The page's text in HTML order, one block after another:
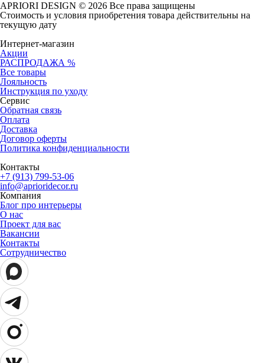
APRIORI DESIGN © 2026 Все права защищены
Cтоимость и условия приобретения товара действительны на
текущую дату
Интернет-магазин
Акции
РАСПРОДАЖА %
Все товары
Лояльность
Инструкция по уходу
Сервис
Обратная связь
Оплата
Доставка
Договор оферты
Политика конфиденциальности
Контакты
+7 (913) 799-53-06
info@aprioridecor.ru
Компания
Блог про интерьеры
О нас
Проект для вас
Вакансии
Контакты
Сотрудничество